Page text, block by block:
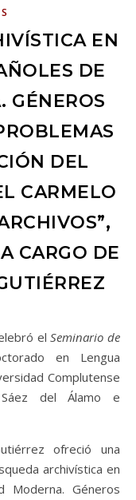
EN
DE
GÉNEROS
DEL
CARMELO
CARGO DE
elSeminario de
en Lengua
Complutense
del Álamo e
ofreció una
archivística en
Moderna. Géneros